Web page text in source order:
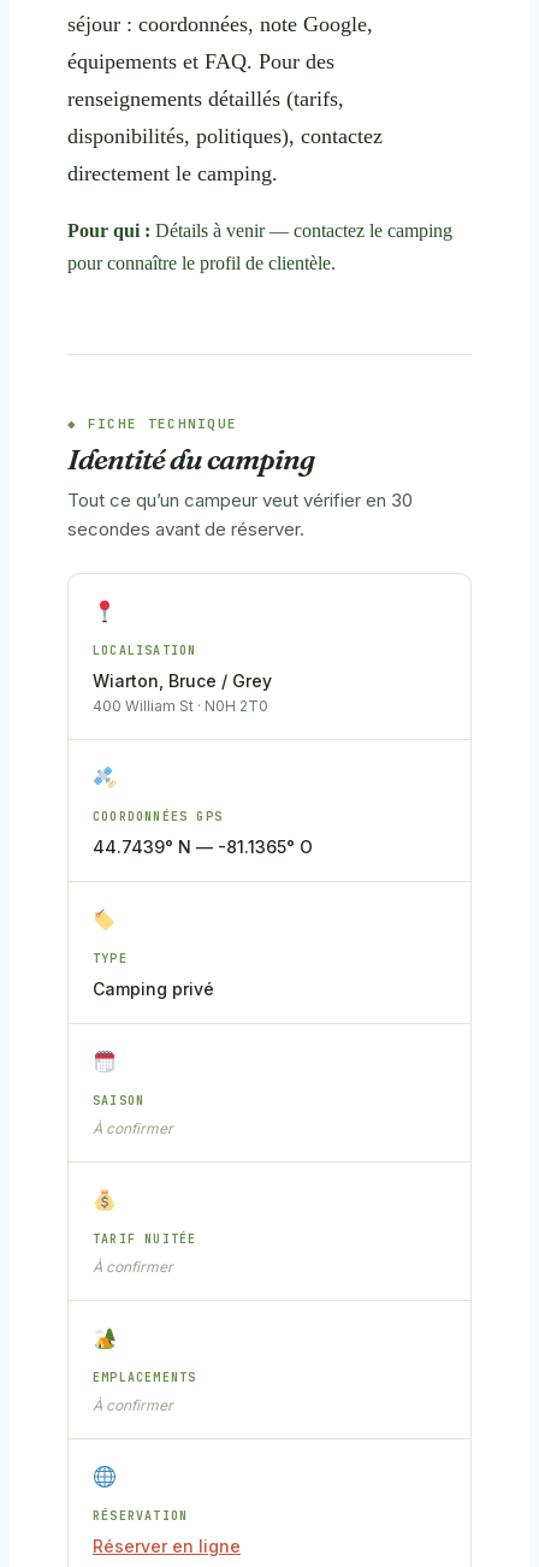
séjour : coordonnées, note Google,
équipements et FAQ. Pour des
renseignements détaillés (tarifs,
disponibilités, politiques), contactez
directement le camping.
Pour qui : Détails à venir — contactez le camping
pour connaître le profil de clientèle.
FICHE TECHNIQUE
Identité du camping
Tout ce qu’un campeur veut vérifier en 30
secondes avant de réserver.
LOCALISATION
Wiarton, Bruce / Grey
400 William St · N0H 2T0
COORDONNÉES GPS
44.7439° N — -81.1365° O
TYPE
Camping privé
SAISON
À confirmer
TARIF NUITÉE
À confirmer
EMPLACEMENTS
À confirmer
RÉSERVATION
Réserver en ligne